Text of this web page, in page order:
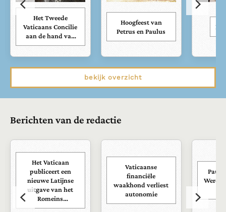
Het Tweede
Vaticaans Concilie
aan de hand van
zijn documenten
Hoogfeest van
Petrus en Paulus
bekijk overzicht
Berichten van de redactie
Het Vaticaan
publiceert een
nieuwe Latijnse
uitgave van het
Romeins
martyrologium
Vaticaanse
financiële
waakhond verliest
autonomie
Paus